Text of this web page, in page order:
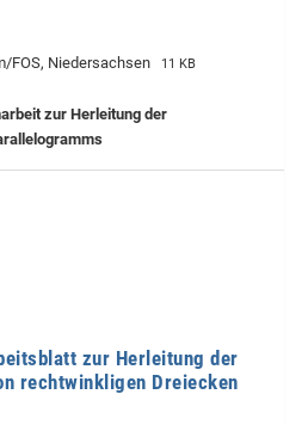
FOS, Niedersachsen 11 KB
zur Herleitung der
zur Herleitung der
rechtwinkligen Dreiecken